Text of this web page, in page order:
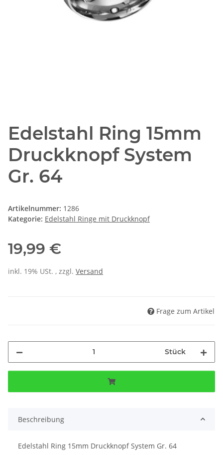
Edelstahl Ring 15mm
Druckknopf System
Gr. 64
Artikelnummer: 1286
Kategorie: Edelstahl Ringe mit Druckknopf
19,99 €
inkl. 19% USt. , zzgl. Versand
Frage zum Artikel
Stück
Beschreibung
Edelstahl Ring 15mm Druckknopf System Gr. 64